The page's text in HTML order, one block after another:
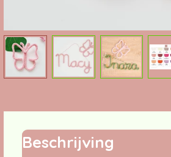
Beschrijving